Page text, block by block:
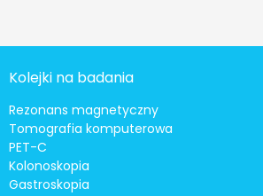
Kolejki na badania
Rezonans magnetyczny
Tomografia komputerowa
PET-C
Kolonoskopia
Gastroskopia